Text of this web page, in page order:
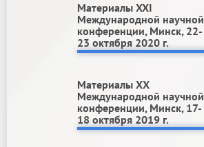
Материалы XXI
Международной научной
конференции, Минск, 22-
23 октября 2020 г.
Материалы ХХ
Международной научной
конференции, Минск, 17-
18 октября 2019 г.